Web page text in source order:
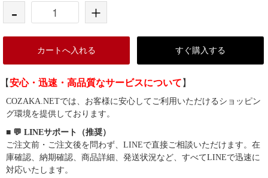
- +
カートへ入れる すぐ購入する
【安心・迅速・高品質なサービスについて 】
COZAKA.NETでは、お客様に安心してご利用いただけるショッピン
グ環境を提供しております。
■ 💬 LINEサポート（推奨）
ご注文前・ご注文後を問わず、LINEで直接ご相談いただけます。在
庫確認、納期確認、商品詳細、発送状況など、すべてLINEで迅速に
対応いたします。